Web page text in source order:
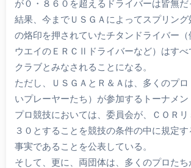
が０・８６０を超えるドライバーは皆無
結果、今までＵＳＧＡによってスプリン
の烙印を押されていたチタンドライバー（
ウエイのＥＲＣⅡドライバーなど）はすべ
クラブとみなされることになる。
ただし、ＵＳＧＡとＲ＆Ａは、多くのプ
いプレーヤーたち）が参加するトーナメ
プロ競技においては、委員会が、ＣＯＲリ
３０とすることを競技の条件の中に規定
事実であることを公表している。
そして、更に、両団体は、多くのプロた